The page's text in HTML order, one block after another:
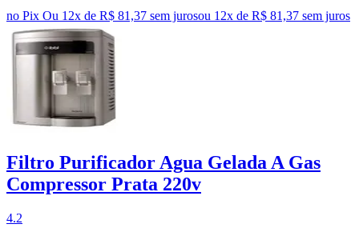
no Pix Ou 12x de R$ 81,37 sem jurosou 12x de R$ 81,37 sem juros
Filtro Purificador Agua Gelada A Gas
Compressor Prata 220v
4.2